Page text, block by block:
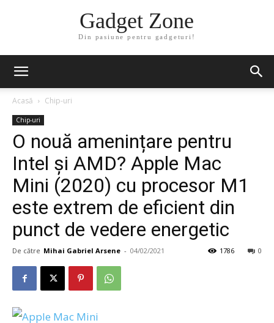
Gadget Zone
Din pasiune pentru gadgeturi!
Acasă Chip-uri
Chip-uri
O nouă amenințare pentru
Intel și AMD? Apple Mac
Mini (2020) cu procesor M1
este extrem de eficient din
punct de vedere energetic
De către Mihai Gabriel Arsene - 04/02/2021 0
1786